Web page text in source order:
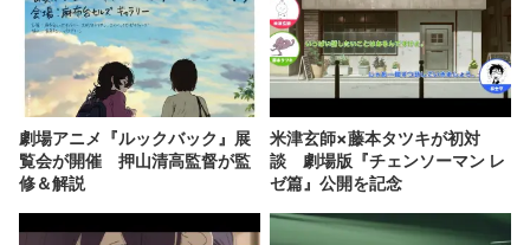
劇場アニメ『ルックバック』展
覧会が開催 押山清高監督が監
修＆解説
米津玄師×藤本タツキが初対
談 劇場版『チェンソーマン レ
ゼ篇』公開を記念